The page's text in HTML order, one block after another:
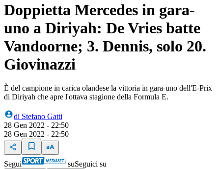
Doppietta Mercedes in gara-
uno a Diriyah: De Vries batte
Vandoorne; 3. Dennis, solo 20.
Giovinazzi
È del campione in carica olandese la vittoria in gara-uno dell'E-Prix
di Diriyah che apre l'ottava stagione della Formula E.
di Stefano Gatti
28 Gen 2022 - 22:50
28 Gen 2022 - 22:50
Segui suSeguici su